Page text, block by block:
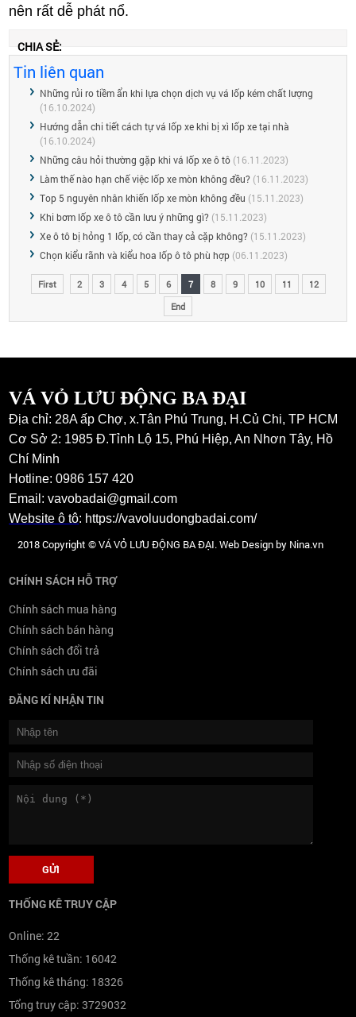
nên rất dễ phát nổ.
CHIA SẺ:
Tin liên quan
Những rủi ro tiềm ẩn khi lựa chọn dịch vụ vá lốp kém chất lượng
(16.10.2024)
Hướng dẫn chi tiết cách tự vá lốp xe khi bị xì lốp xe tại nhà
(16.10.2024)
Những câu hỏi thường gặp khi vá lốp xe ô tô (16.11.2023)
Làm thế nào hạn chế việc lốp xe mòn không đều? (16.11.2023)
Top 5 nguyên nhân khiến lốp xe mòn không đều (15.11.2023)
Khi bơm lốp xe ô tô cần lưu ý những gì? (15.11.2023)
Xe ô tô bị hỏng 1 lốp, có cần thay cả cặp không? (15.11.2023)
Chọn kiểu rãnh và kiểu hoa lốp ô tô phù hợp (06.11.2023)
First 2 3 4 5 6 7 8 9 10 11
12
End
VÁ VỎ LƯU ĐỘNG BA ĐẠI
Địa chỉ: 28A ấp Chợ, x.Tân Phú Trung, H.Củ Chi, TP HCM
Cơ Sở 2: 1985 Đ.Tỉnh Lộ 15, Phú Hiệp, An Nhơn Tây, Hồ
Chí Minh
Hotline: 0986 157 420
Email: vavobadai@gmail.com
Website ô tô: https://vavoluudongbadai.com/
2018 Copyright © VÁ VỎ LƯU ĐỘNG BA ĐẠI. Web Design by Nina.vn
CHÍNH SÁCH HỖ TRỢ
Chính sách mua hàng
Chính sách bán hàng
Chính sách đổi trả
Chính sách ưu đãi
ĐĂNG KÍ NHẬN TIN
THỐNG KÊ TRUY CẬP
Online:22
Thống kê tuần: 16042
Thống kê tháng: 18326
Tổng truy cập:3729032